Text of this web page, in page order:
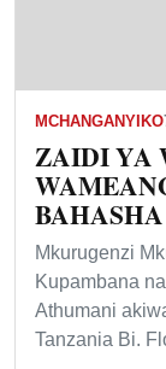
MCHANGANYIKO
ZAIDI YA
BAHASHA
Mkurugenzi
Kupambana
Athumani
Tanzania Bi.